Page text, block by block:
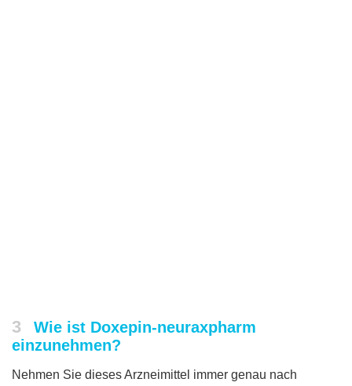
3
Wie ist Doxepin-neuraxpharm
einzunehmen?
Nehmen Sie dieses Arzneimittel immer genau nach